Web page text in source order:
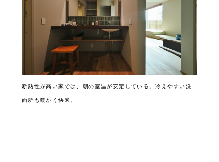
断熱性が高い家では、朝の室温が安定している。冷えやすい洗
面所も暖かく快適。